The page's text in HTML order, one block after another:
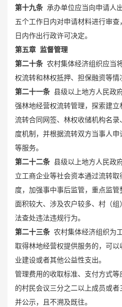
第十九条 承办单位应当向申请人
五个工作日内对申请材料进行审
日内作出行政许可决定。
第五章 监督管理
第二十条 农村集体经济组织应当
权流转和林权抵押、担保融资等情
第二十一条 县级以上地方人民政
强林地经营权流转管理，探索建立
流转合同网签、林权收储机构名
度机制，并根据流转双方当事人
等服务。
第二十二条 县级以上地方人民政
立工商企业等社会资本通过流转
度，加强事中事后监管，重点监
面积较大、涉及农户较多、村（
法查处违法违规行为。
第二十三条 农村集体经济组织为
取得林地经营权提供服务的，可
业建设或者其他公益性支出。
管理费用的收取标准、支付方式
的村民会议三分之二以上成员或
并公示，且不溯及既往。